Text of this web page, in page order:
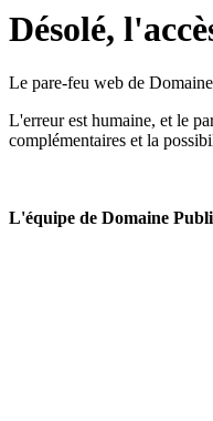
Désolé,
Le pare-feu web de
L'erreur est humaine, et le
complémentaires et la
L'équipe de Domaine